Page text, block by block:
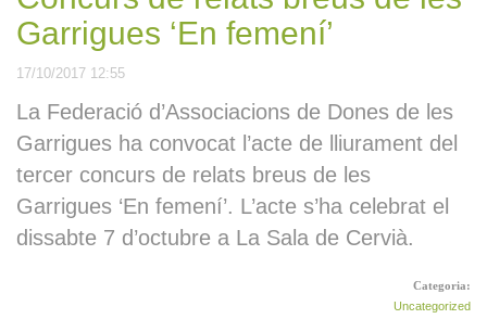
FC Borges (0)
Entrevista a la Carme
Ruscalleda, als germans
Júpiter
DONA(‘m) VEU, del Cor
Euridice de les Borges,
Premi Innovació de la
Federació de Cors de
Clavé
Borges Grup Vall – San
Sebastián de los Reyes
EN DIRECTE a les 19
hores
Victòria del Borges Grup
Vall davant el San
Sebastián de los Reyes
(4-0)
Garrigues ‘En femení’
17/10/2017 12:55
La Federació d’Associacions de Dones de les
Garrigues ha convocat l’acte de lliurament del
tercer concurs de relats breus de les
Garrigues ‘En femení’. L’acte s’ha celebrat el
dissabte 7 d’octubre a La Sala de Cervià.
Categoria:
Uncategorized